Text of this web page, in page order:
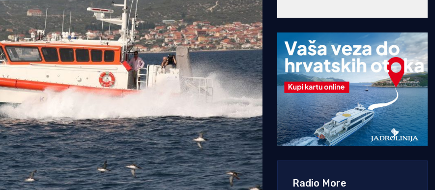
Radio More